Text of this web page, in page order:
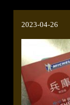
2023-04-26